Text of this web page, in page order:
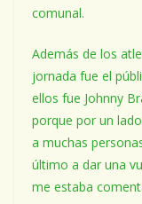
comunal.
Además de los
jornada fue el
ellos fue Johnny
porque por un
a muchas
último a dar una
me estaba